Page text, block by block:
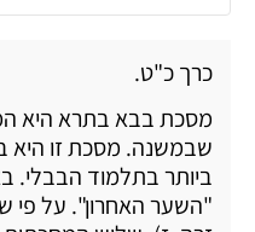
כרך כ"ט.
מסכת בבא בתרא היא
שבמשנה. מסכת זו
ביותר בתלמוד הבבלי.
"השער האחרון". על פי